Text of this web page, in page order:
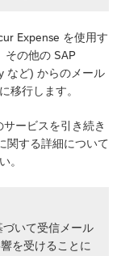
Expense を使用す
その他の SAP
など) からのメール
移行します。
ービスを引き続き
関する詳細について
。
いて受信メール
を受けることに